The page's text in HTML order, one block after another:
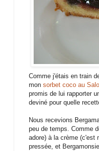
Comme j'étais en train
mon sorbet coco au
promis de lui rapporter
deviné pour quelle
Nous recevions
peu de temps. Comme
adore) à la crème (c'est
pressée, et